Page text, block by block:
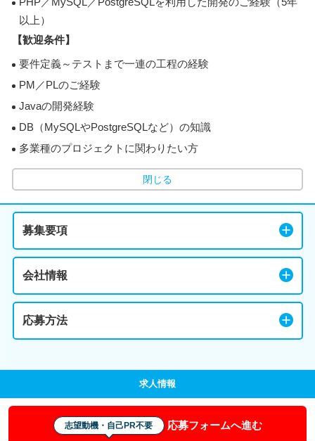
以上）
【歓迎条件】
要件定義～テストまで一連の工程の経験
PM／PLのご経験
Javaの開発経験
DB（MySQLやPostgreSQLなど）の知識
多業種のプロジェクトに関わりたい方
閉じる
募集要項
会社情報
応募方法
求人情報
志望動機・自己PR不要 応募フォームへ進む